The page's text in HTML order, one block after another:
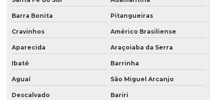
Patrimonial zeladoria
Portaria de condomínio automatizada
Portaria eletrônica
Portaria eletrônica condomínio
Portaria remota
Barra Bonita Pitangueiras
Cravinhos Américo Brasiliense
Aparecida Araçoiaba da Serra
Ibaté Barrinha
Aguaí São Miguel Arcanjo
Descalvado Bariri